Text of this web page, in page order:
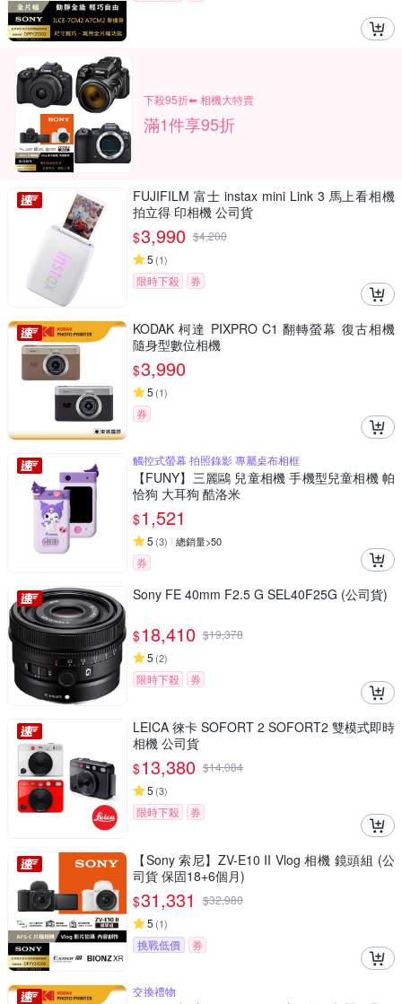
下殺95折⬅︎ 相機大特賣
滿1件享95折
FUJIFILM 富士 instax mini Link 3 馬上看相機
拍立得 印相機 公司貨
$3,990 $4,200
5 (1)
限時下殺 券
KODAK 柯達 PIXPRO C1 翻轉螢幕 復古相機
隨身型數位相機
$3,990
5 (1)
券
觸控式螢幕 拍照錄影 專屬桌布相框
【FUNY】三麗鷗 兒童相機 手機型兒童相機 帕
恰狗 大耳狗 酷洛米
$1,521
5 (3) 總銷量>50
券
Sony FE 40mm F2.5 G SEL40F25G (公司貨)
$18,410 $19,378
5 (2)
限時下殺 券
LEICA 徠卡 SOFORT 2 SOFORT2 雙模式即時
相機 公司貨
$13,380 $14,084
5 (3)
限時下殺 券
【Sony 索尼】ZV-E10 II Vlog 相機 鏡頭組 (公
司貨 保固18+6個月)
$31,331 $32,980
5 (1)
挑戰低價 券
交換禮物